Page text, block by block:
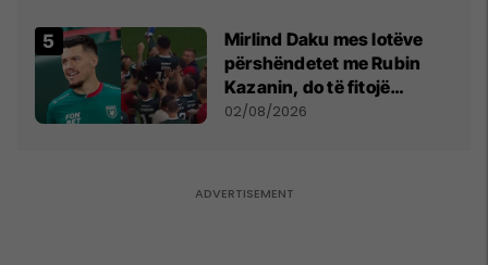
Mirlind Daku mes lotëve
përshëndetet me Rubin
Kazanin, do të fitojë
miliona te Spartak Moska
02/08/2026